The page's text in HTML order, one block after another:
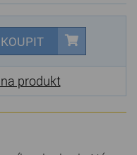
KOUPIT
produkt